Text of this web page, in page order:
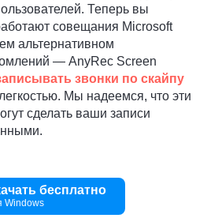
Теперь вы
совещания Microsoft
альтернативном
— AnyRec Screen
звонки по скайпу
Мы надеемся, что эти
сделать ваши записи
бесплатно
Windows